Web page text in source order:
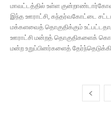
மாவட்டத்தில் உள்ள
இந்த ஊராட்சி, கந்தர்வகோட்டை
மக்களவைத் தொகுதிக்கும்
ஊராட்சி மன்றத் தொகுதிகளைக்
மன்ற உறுப்பினர்களைத்